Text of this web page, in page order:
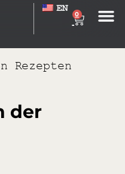
0
EN
Rezepten
der